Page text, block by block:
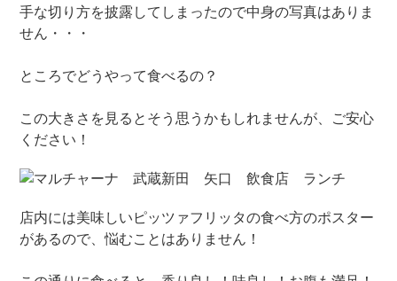
手な切り方を披露してしまったので中身の写真はありま
せん・・・
ところでどうやって食べるの？
この大きさを見るとそう思うかもしれませんが、ご安心
ください！
店内には美味しいピッツァフリッタの食べ方のポスター
があるので、悩むことはありません！